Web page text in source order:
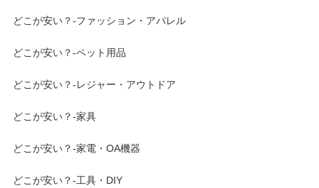
どこが安い？-ファッション・アパレル
どこが安い？-ペット用品
どこが安い？-レジャー・アウトドア
どこが安い？-家具
どこが安い？-家電・OA機器
どこが安い？-工具・DIY